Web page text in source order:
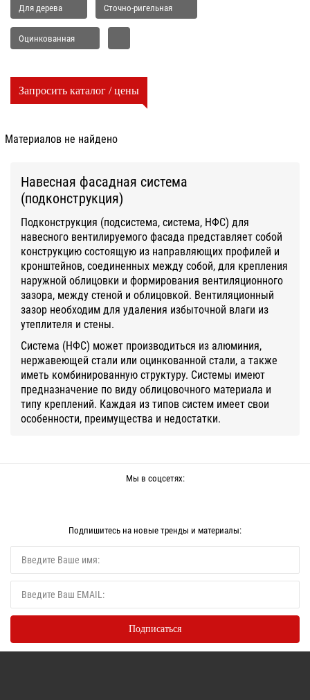
Для дерева Сточно-ригельная
Оцинкованная
Запросить каталог / цены
Материалов не найдено
Навесная фасадная система
(подконструкция)
Подконструкция (подсистема, система, НФС) для
навесного вентилируемого фасада представляет собой
конструкцию состоящую из направляющих профилей и
кронштейнов, соединенных между собой, для крепления
наружной облицовки и формирования вентиляционного
зазора, между стеной и облицовкой. Вентиляционный
зазор необходим для удаления избыточной влаги из
утеплителя и стены.
Система (НФС) может производиться из алюминия,
нержавеющей стали или оцинкованной стали, а также
иметь комбинированную структуру. Системы имеют
предназначение по виду облицовочного материала и
типу креплений. Каждая из типов систем имеет свои
особенности, преимущества и недостатки.
Мы в соцсетях:
Подпишитесь на новые тренды и материалы: